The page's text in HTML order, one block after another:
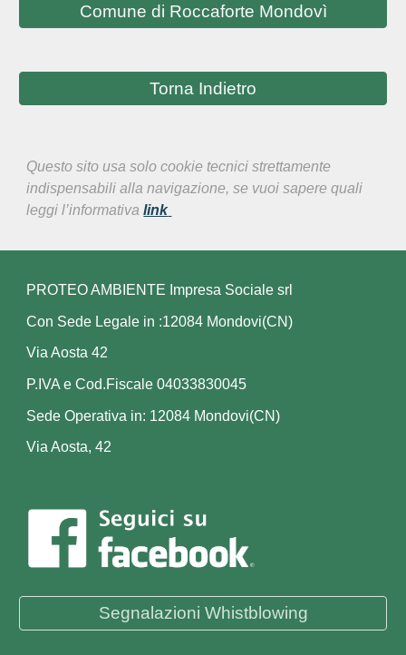
Comune di Roccaforte Mondovì
Torna Indietro
Questo sito usa solo cookie tecnici strettamente
indispensabili alla navigazione, se vuoi sapere quali
leggi l’informativalink
PROTEO AMBIENTE Impresa Sociale srl
Con Sede Legale in :12084 Mondovi(CN)
Via Aosta 42
P.IVA e Cod.Fiscale 04033830045
Sede Operativa in: 12084 Mondovi(CN)
Via Aosta, 42
Segnalazioni Whistblowing